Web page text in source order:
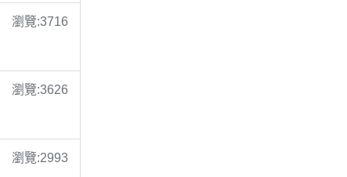
瀏覽:3716
瀏覽:3626
瀏覽:2993